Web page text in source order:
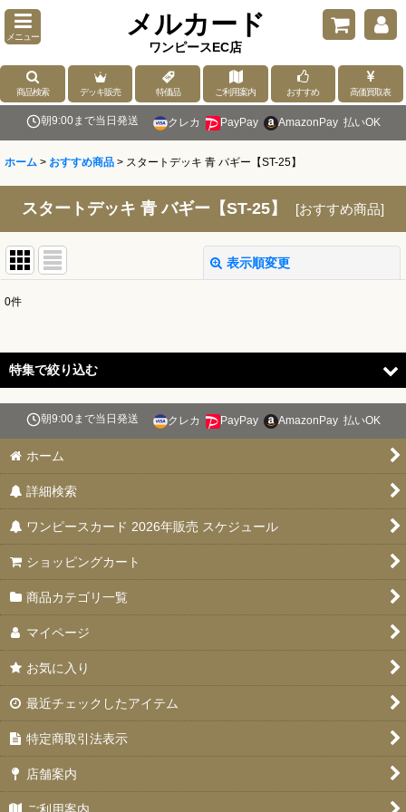
メニュー メルカード
ワンピースEC店
商品検索 デッキ販売 特価品 ご利用案内 おすすめ 高価買取表
朝9:00まで当日発送 クレカ PayPay AmazonPay 払いOK
ホーム > おすすめ商品 > スタートデッキ 青 バギー【ST-25】
スタートデッキ 青 バギー【ST-25】 [おすすめ商品]
表示順変更
並び順:
0件
特集で絞り込む
スタートデッキ 【ST-31〜36】
ブースターパック 決戦の刻【OP-16】
特価品
デッキ販売
プロモカード
ドン！！カード
未開封品
エクストラブースター EGGHEAD CRISIS(エッグヘッドクライ
シス)【EB-04】
朝9:00まで当日発送 クレカ PayPay AmazonPay 払いOK
ホーム
詳細検索
ワンピースカード 2026年販売 スケジュール
ショッピングカート
商品カテゴリ一覧
マイページ
お気に入り
最近チェックしたアイテム
特定商取引法表示
店舗案内